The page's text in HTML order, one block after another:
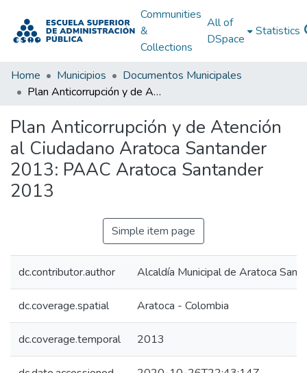
Communities
&
Collections
All of
DSpace
Statistics
Home Municipios
Documentos Municipales
Plan Anticorrupción y de Atención al Ciudadano Aratoca Santander 2013: PAAC Aratoca Santander 2013
Plan Anticorrupción y de Atención
al Ciudadano Aratoca Santander
2013: PAAC Aratoca Santander
2013
Simple item page
dc.contributor.author Alcaldía Municipal de Aratoca
dc.coverage.spatial Aratoca - Colombia
dc.coverage.temporal 2013